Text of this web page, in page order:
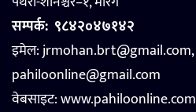
सम्पर्क: ९८४२०४७१४२
इमेल: jrmohan.brt@gmail.com,
pahiloonline@gmail.com
वेबसाइट:www.pahiloonline.com